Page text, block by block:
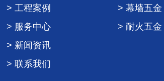
> 工程案例
> 服务中心
> 新闻资讯
> 联系我们
> 幕墙五金
> 耐火五金